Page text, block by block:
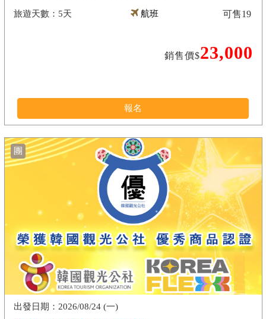
5天 航班
銷售價$23,000
可售19
報名
團
2026/08/24 (一)